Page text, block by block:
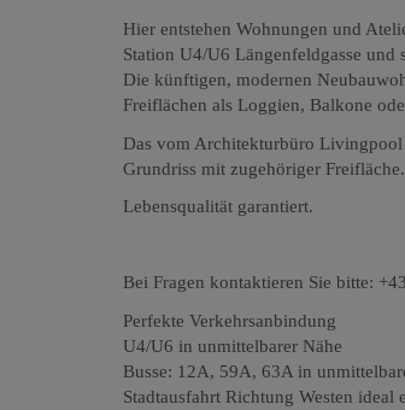
Hier entstehen Wohnungen und
Station U4/U6 Längenfeldgasse und
Die künftigen, modernen
Freiflächen als Loggien, Balkone
Das vom Architekturbüro Livingpool
Grundriss mit zugehöriger Freifläche.
Lebensqualität garantiert.
Bei Fragen kontaktieren Sie bitte:
Perfekte Verkehrsanbindung
U4/U6 in unmittelbarer Nähe
Busse: 12A, 59A, 63A in
Stadtausfahrt Richtung Westen ideal